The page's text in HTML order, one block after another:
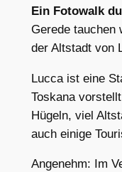
Ein Fotowalk
Gerede tauchen
der Altstadt von
Lucca ist eine
Toskana
Hügeln, viel
auch einige
Angenehm: Im